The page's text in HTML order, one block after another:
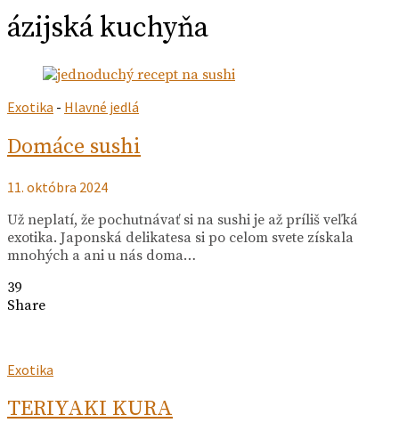
ázijská kuchyňa
Exotika - Hlavné jedlá
Domáce sushi
11. októbra 2024
Už neplatí, že pochutnávať si na sushi je až príliš veľká
exotika. Japonská delikatesa si po celom svete získala
mnohých a ani u nás doma…
39
Share
Exotika
TERIYAKI KURA